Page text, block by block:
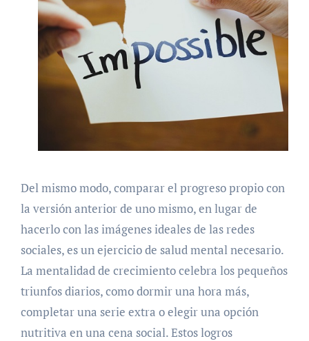
Del mismo modo, comparar el progreso propio con
la versión anterior de uno mismo, en lugar de
hacerlo con las imágenes ideales de las redes
sociales, es un ejercicio de salud mental necesario.
La mentalidad de crecimiento celebra los pequeños
triunfos diarios, como dormir una hora más,
completar una serie extra o elegir una opción
nutritiva en una cena social. Estos logros